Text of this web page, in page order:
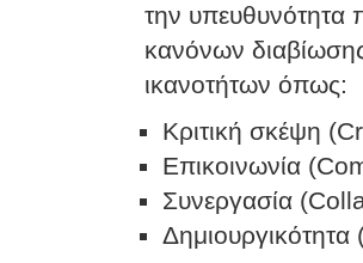
την υπευθυνότητα
κανόνων
ικανοτήτων όπως:
Κριτική σκέψη
Επικοινωνία
Συνεργασία